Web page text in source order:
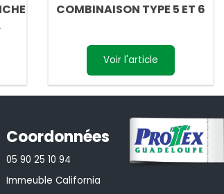
COMBINAISON TYPE 5 ET 6
Voir l'article
Coordonnées
05 90 25 10 94
Immeuble California